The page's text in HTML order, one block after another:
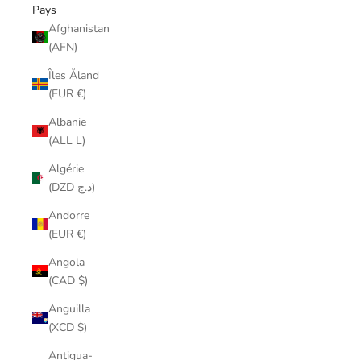
Pays
Afghanistan
(AFN)
Îles Åland
(EUR €)
Albanie
(ALL L)
Algérie
(DZD د.ج)
Andorre
(EUR €)
Angola
(CAD $)
Anguilla
(XCD $)
Antigua-